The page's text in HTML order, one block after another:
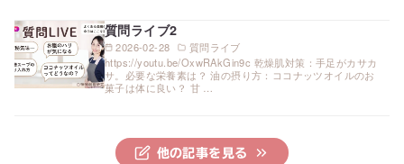
2026-02-28 質問ライブ
質問ライブ2
https://youtu.be/OxwRAkGin9c 乾燥肌対策：手足がカサカ
サ。必要な栄養素は？ 油の摂り方：ココナッツオイルのお
菓子は体に良い？ 甘 …
他の記事を見る